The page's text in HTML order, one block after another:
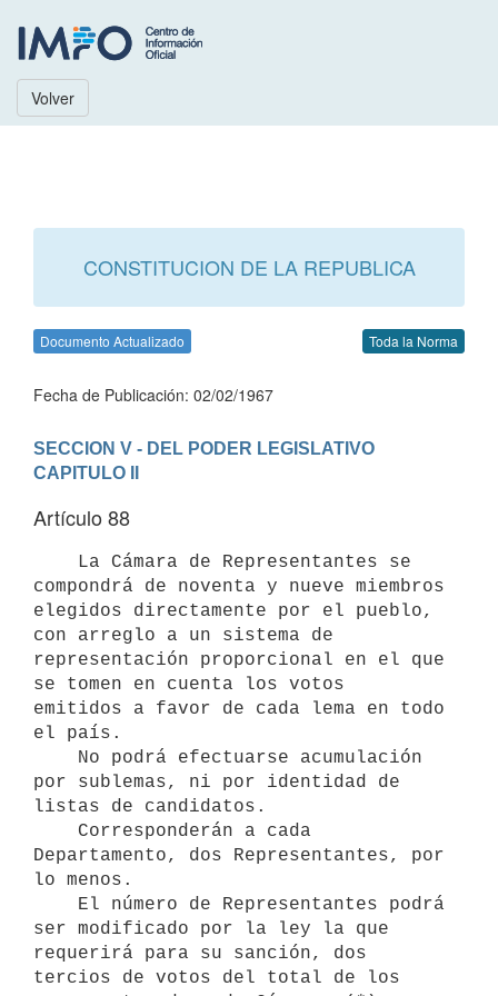
Volver
CONSTITUCION DE LA REPUBLICA
Documento Actualizado Toda la Norma
Fecha de Publicación: 02/02/1967
SECCION V - DEL PODER LEGISLATIVO
CAPITULO II
Artículo 88
compondrá de noventa y nueve miembros
elegidos directamente por el pueblo,
con arreglo a un sistema de
representación proporcional en el que
se tomen en cuenta los votos
emitidos a favor de cada lema en todo
el país.
por sublemas, ni por identidad de
listas de candidatos.
Departamento, dos Representantes, por
lo menos.
ser modificado por la ley la que
requerirá para su sanción, dos
tercios de votos del total de los